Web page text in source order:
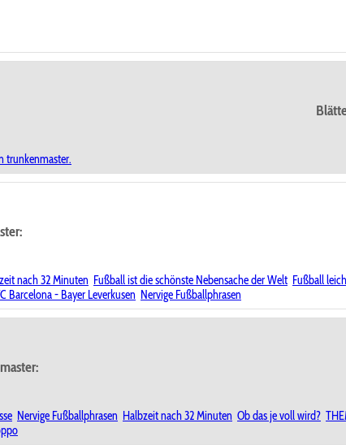
trunkenmaster.
nach 32 Minuten Fußball ist die schönste Nebensache der Welt Fußball
Barcelona - Bayer Leverkusen Nervige Fußballphrasen
Nervige Fußballphrasen Halbzeit nach 32 Minuten Ob das je voll wird?